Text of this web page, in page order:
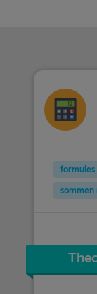
sommen